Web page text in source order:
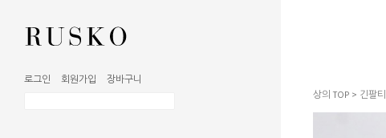
로그인 회원가입 장바구니
상의 TOP > 긴팔티